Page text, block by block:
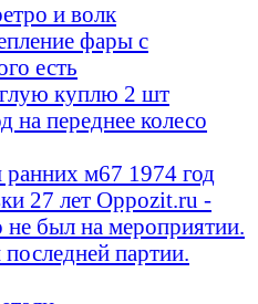
и волк
фары с
есть
куплю 2 шт
переднее колесо
м67 1974 год
27 лет Oppozit.ru -
был на мероприятии.
последней партии.